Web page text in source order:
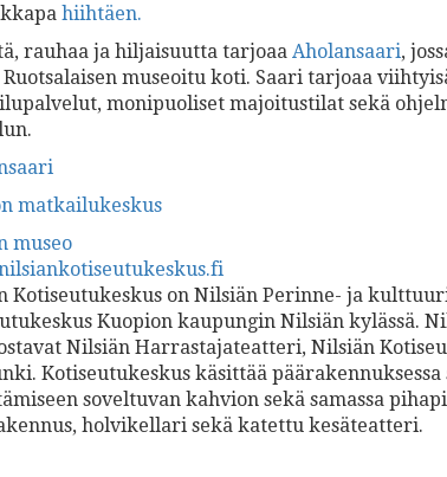
hiihtäen.
rauhaa ja hiljaisuutta tarjoaa Aholansaari,
Ruotsalaisen museoitu koti. Saari tarjoaa
monipuoliset majoitustilat sekä
matkailukeskus
museo
Kotiseutukeskus on Nilsiän Perinne- ja
Kuopion kaupungin Nilsiän kylässä.
Nilsiän Harrastajateatteri, Nilsiän
Kotiseutukeskus käsittää
soveltuvan kahvion sekä samassa
holvikellari sekä katettu kesäteatteri.